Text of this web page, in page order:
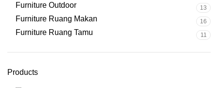
Furniture Outdoor 13
Furniture Ruang Makan 16
Furniture Ruang Tamu 11
Products